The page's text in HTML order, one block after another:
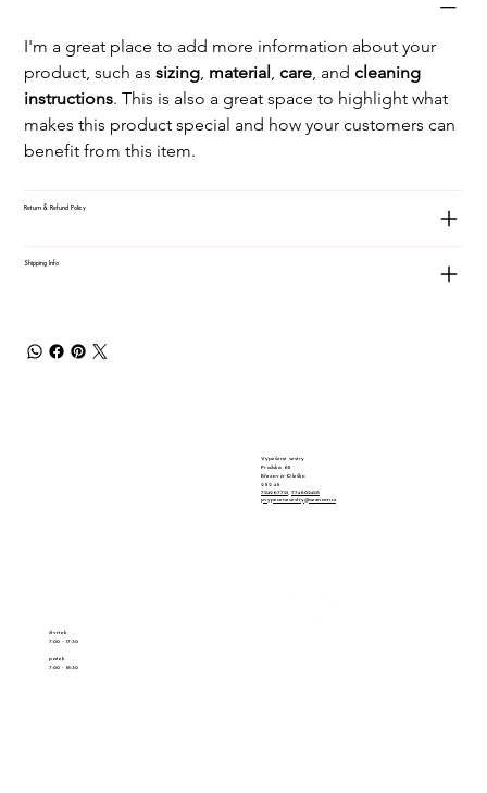
I'm a great place to add more information about your
product, such as sizing, material , care, and cleaning
instructions. This is also a great space to highlight what
makes this product special and how your customers can
benefit from this item.
Return & Refund Policy
Shipping Info
Vypečené sestry
Pražská 611
Březová-Oleško
252 45
724267721, 774602428
pvypecenesestry@seznam.cz
čtvrtek
7:00 - 17:30
pátek
7:00 - 18:30